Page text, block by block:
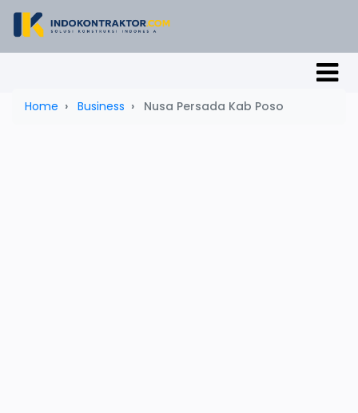
Home Business Nusa Persada Kab Poso